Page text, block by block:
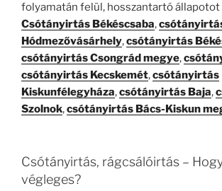
folyamatán felül, hosszantartó
Csótányirtás Békéscsaba,
Hódmezővásárhely,csótányirtás
csótányirtás Csongrád megye,
csótányirtás Kecskemét,csótányirtás
Kiskunfélegyháza,csótányirtás Baja,
Szolnok,csótányirtás Bács-Kiskun
Csótányirtás, rágcsálóirtás –
végleges?